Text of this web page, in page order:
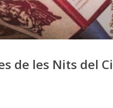
de les Nits del